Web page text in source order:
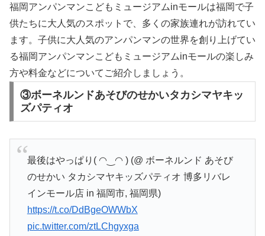
福岡アンパンマンこどもミュージアムinモールは福岡で子
供たちに大人気のスポットで、多くの家族連れが訪れてい
ます。子供に大人気のアンパンマンの世界を創り上げてい
る福岡アンパンマンこどもミュージアムinモールの楽しみ
方や料金などについてご紹介しましょう。
③ボーネルンドあそびのせかいタカシマヤキッ
ズパティオ
最後はやっぱり( ◠‿◠ ) (@ ボーネルンド あそび
のせかい タカシマヤキッズパティオ 博多リバレ
インモール店 in 福岡市, 福岡県)
https://t.co/DdBgeOWWbX
pic.twitter.com/ztLChgyxga